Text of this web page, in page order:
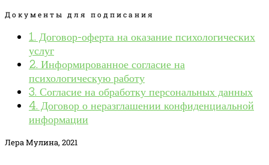
Документы для подписания
1. Договор-оферта на оказание психологических
услуг
2. Информированное согласие на
психологическую работу
3. Согласие на обработку персональных данных
4. Договор о неразглашении конфиденциальной
информации
Лера Мулина, 2021